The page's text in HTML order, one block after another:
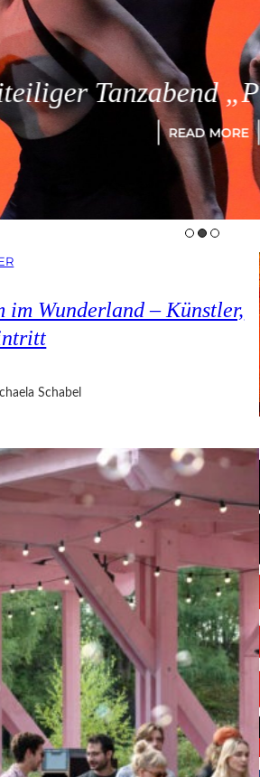
Tanzabend
READ MORE
im Wunderland – Künstler,
Schabel